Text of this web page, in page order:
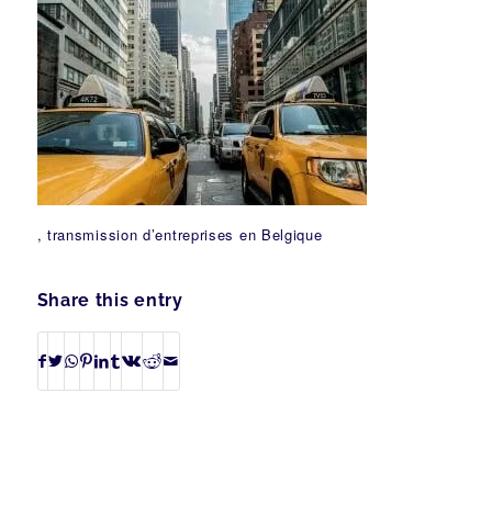
, transmission d’entreprises en Belgique
Share this entry